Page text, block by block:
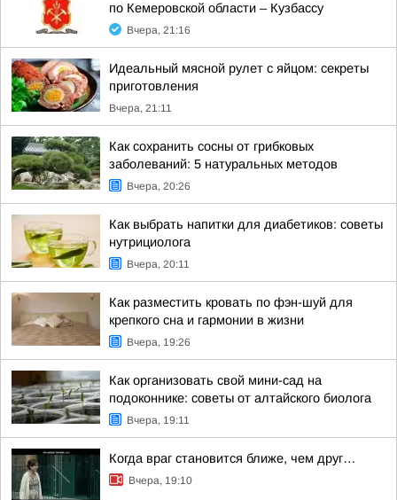
по Кемеровской области – Кузбассу
Вчера, 21:16
Идеальный мясной рулет с яйцом: секреты
приготовления
Вчера, 21:11
Как сохранить сосны от грибковых
заболеваний: 5 натуральных методов
Вчера, 20:26
Как выбрать напитки для диабетиков: советы
нутрициолога
Вчера, 20:11
Как разместить кровать по фэн-шуй для
крепкого сна и гармонии в жизни
Вчера, 19:26
Как организовать свой мини-сад на
подоконнике: советы от алтайского биолога
Вчера, 19:11
Когда враг становится ближе, чем друг…
Вчера, 19:10